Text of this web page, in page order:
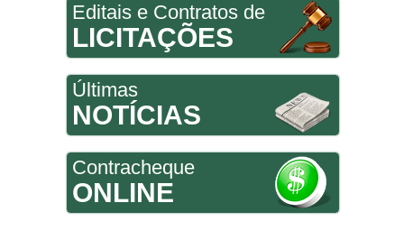
Editais e Contratos de
LICITAÇÕES
Últimas
NOTÍCIAS
Contracheque
ONLINE